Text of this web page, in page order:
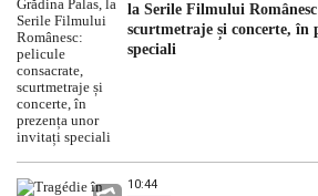
la Serile Filmului
scurtmetraje și concerte,
speciali
10:44